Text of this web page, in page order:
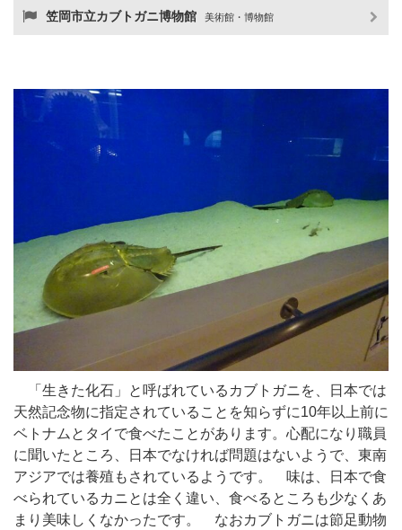
笠岡市立カブトガニ博物館 美術館・博物館
「生きた化石」と呼ばれているカブトガニを、日本では
天然記念物に指定されていることを知らずに10年以上前に
ベトナムとタイで食べたことがあります。心配になり職員
に聞いたところ、日本でなければ問題はないようで、東南
アジアでは養殖もされているようです。 味は、日本で食
べられているカニとは全く違い、食べるところも少なくあ
まり美味しくなかったです。 なおカブトガニは節足動物